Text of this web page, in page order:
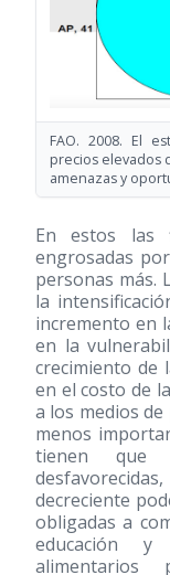
FAO. 2008. El
precios elevados
amenazas y
En estos las
engrosadas
personas más.
la
incremento en
en la
crecimiento de
en el costo de
a los medios
menos
tienen que
decreciente
obligadas a
educación
alimentarios